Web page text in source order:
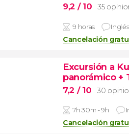
9,2 / 10 35
9 horas Inglés
Cancelación
Excursión a
panorámico +
7,2 / 10 30
7h 30m - 9h
Cancelación